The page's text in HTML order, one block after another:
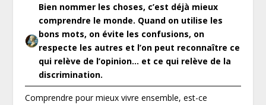
Bien nommer les choses, c’est déjà mieux
comprendre le monde. Quand on utilise les
bons mots, on évite les confusions, on
respecte les autres et l’on peut reconnaître ce
qui relève de l’opinion… et ce qui relève de la
discrimination.
Comprendre pour mieux vivre ensemble, est-ce